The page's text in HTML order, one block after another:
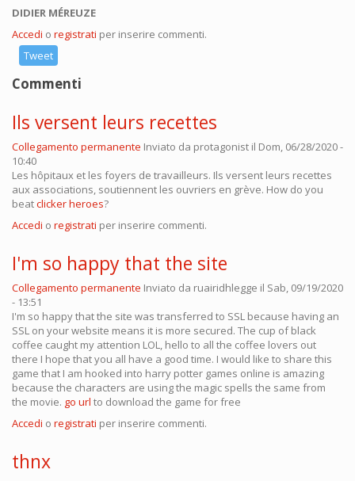
DIDIER MÉREUZE
Accedi o registrati per inserire commenti.
Tweet
Commenti
Ils versent leurs recettes
Collegamento permanente Inviato da protagonist il Dom, 06/28/2020 -
10:40
Les hôpitaux et les foyers de travailleurs. Ils versent leurs recettes
aux associations, soutiennent les ouvriers en grève. How do you
beatclicker heroes?
Accedi o registrati per inserire commenti.
I'm so happy that the site
Collegamento permanente Inviato da ruairidhlegge il Sab, 09/19/2020
- 13:51
I'm so happy that the site was transferred to SSL because having an
SSL on your website means it is more secured. The cup of black
coffee caught my attention LOL, hello to all the coffee lovers out
there I hope that you all have a good time. I would like to share this
game that I am hooked into harry potter games online is amazing
because the characters are using the magic spells the same from
the movie. go url to download the game for free
Accedi o registrati per inserire commenti.
thnx